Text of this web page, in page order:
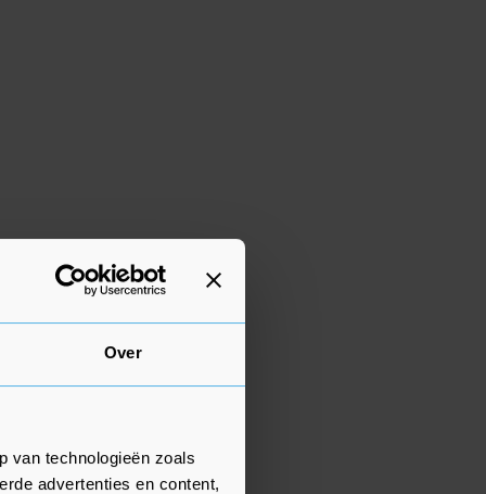
Over
van technologieën zoals
advertenties en content,